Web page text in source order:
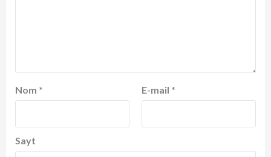
Nom * E-mail *
Sayt